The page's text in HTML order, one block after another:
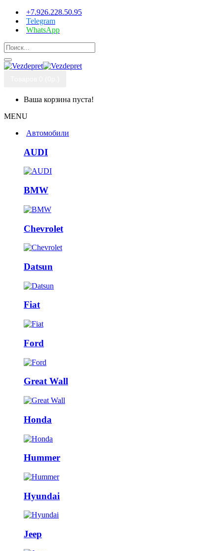
+7.926.228.50.95
Telegram
WhatsApp
Ваша корзина пуста!
MENU
Автомобили
AUDI
BMW
Chevrolet
Datsun
Fiat
Ford
Great Wall
Honda
Hummer
Hyundai
Jeep